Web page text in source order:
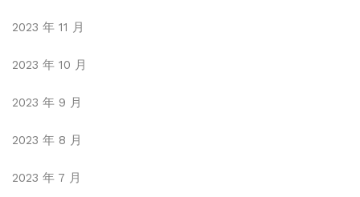
2023 年 11 月
2023 年 10 月
2023 年 9 月
2023 年 8 月
2023 年 7 月